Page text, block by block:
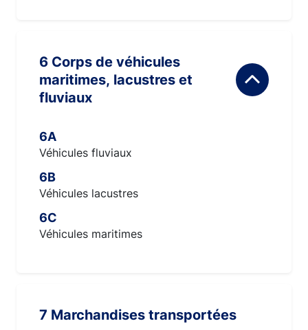
6 Corps de véhicules
maritimes, lacustres et
fluviaux
6A
Véhicules fluviaux
6B
Véhicules lacustres
6C
Véhicules maritimes
7 Marchandises transportées